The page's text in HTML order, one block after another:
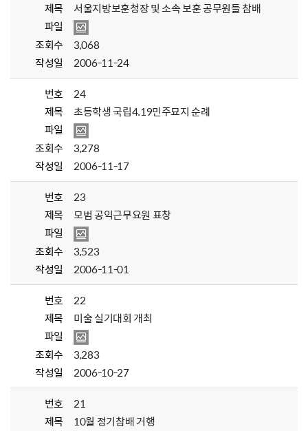
제목
서울지방보훈청장 및 소속 보훈 공무원들 참배
파일
조회수
3,068
작성일
2006-11-24
번호
24
제목
초등학생 국립4.19민주묘지 순례
파일
조회수
3,278
작성일
2006-11-17
번호
23
제목
모범 공익근무요원 표창
파일
조회수
3,523
작성일
2006-11-01
번호
22
제목
미술 실기대회 개최
파일
조회수
3,283
작성일
2006-10-27
번호
21
제목
10월 정기참배 거행